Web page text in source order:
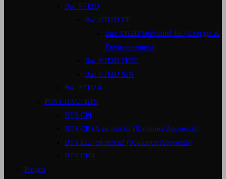
Bac STI2D
Bac STI2D EE
Bac STI2D Spécialité EE (Energie &
Environnement)
Bac STI2D ITEC
Bac STI2D SIN
Bac STD2A
POST-BAC: BTS
BTS CPI
BTS CRSA en mixité (Scolaires/Apprentis)
BTS ELT en mixité (Scolaires/Apprentis)
BTS CIEL
Projets